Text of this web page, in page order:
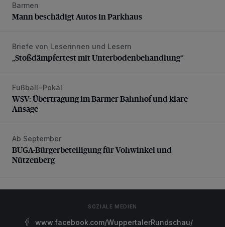
Mann beschädigt Autos in Parkhaus
Barmen
Mann beschädigt Autos in Parkhaus
„Stoßdämpfertest mit Unterbodenbehandlung“
Briefe von Leserinnen und Lesern
„Stoßdämpfertest mit Unterbodenbehandlung“
WSV: Übertragung im Barmer Bahnhof und klare Ansage
Fußball-Pokal
WSV: Übertragung im Barmer Bahnhof und klare
Ansage
BUGA-Bürgerbeteiligung für Vohwinkel und Nützenberg
Ab September
BUGA-Bürgerbeteiligung für Vohwinkel und
Nützenberg
SOZIALE MEDIEN
www.facebook.com/WuppertalerRundschau/